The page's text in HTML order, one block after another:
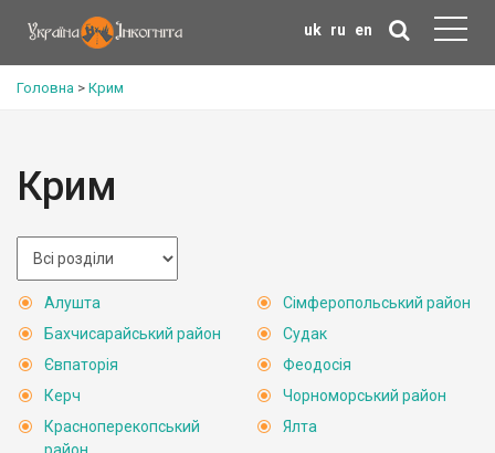
uk ru en
Головна > Крим
Крим
Алушта
Бахчисарайський район
Євпаторія
Керч
Красноперекопський
Сімферопольський район
Судак
Феодосія
Чорноморський район
Ялта